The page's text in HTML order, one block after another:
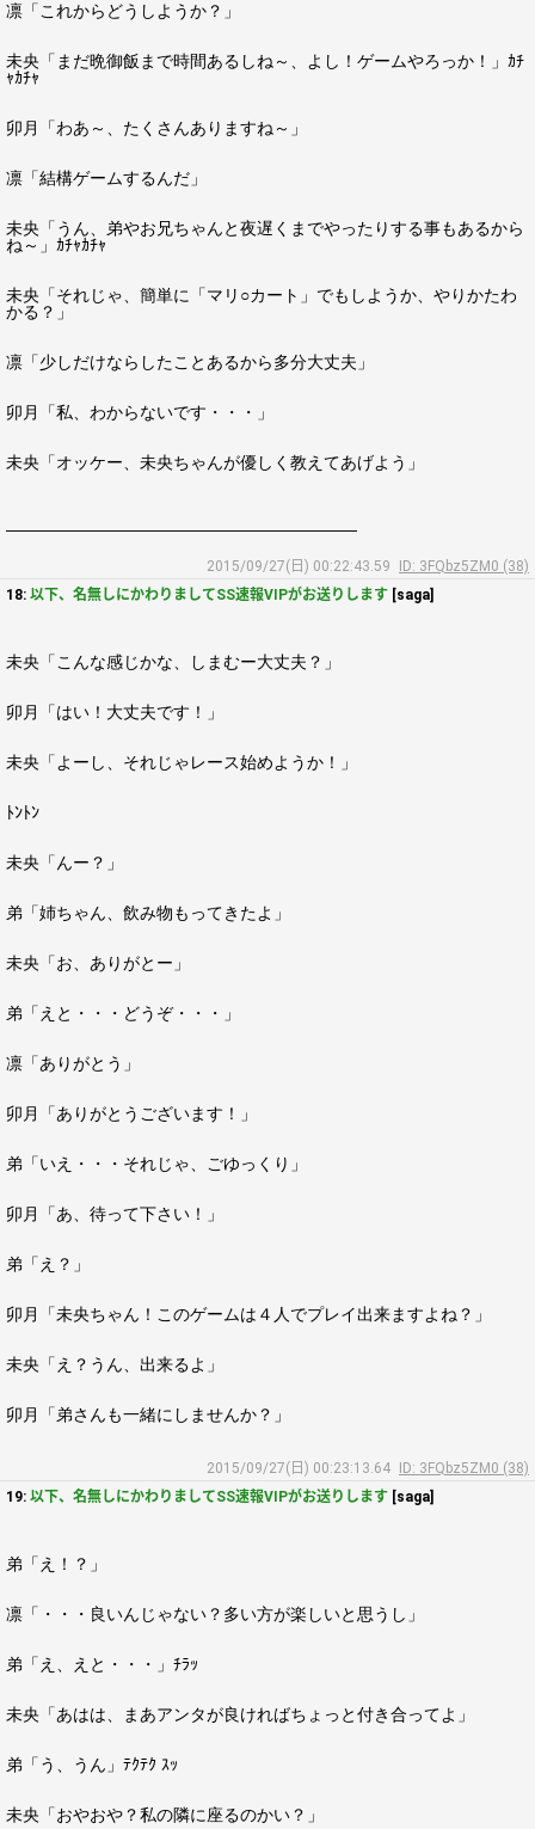
凛「これからどうしようか？」
未央「まだ晩御飯まで時間あるしね～、よし！ゲームやろっか！」ｶﾁ
ｬｶﾁｬ
卯月「わあ～、たくさんありますね～」
凛「結構ゲームするんだ」
未央「うん、弟やお兄ちゃんと夜遅くまでやったりする事もあるから
ね～」ｶﾁｬｶﾁｬ
未央「それじゃ、簡単に「マリ○カート」でもしようか、やりかたわ
かる？」
凛「少しだけならしたことあるから多分大丈夫」
卯月「私、わからないです・・・」
未央「オッケー、未央ちゃんが優しく教えてあげよう」
―――――――――――――――――――――
2015/09/27(日) 00:22:43.59
ID: 3FQbz5ZM0 (38)
18: 以下、名無しにかわりましてSS速報VIPがお送りします [saga]
未央「こんな感じかな、しまむー大丈夫？」
卯月「はい！大丈夫です！」
未央「よーし、それじゃレース始めようか！」
ﾄﾝﾄﾝ
未央「んー？」
弟「姉ちゃん、飲み物もってきたよ」
未央「お、ありがとー」
弟「えと・・・どうぞ・・・」
凛「ありがとう」
卯月「ありがとうございます！」
弟「いえ・・・それじゃ、ごゆっくり」
卯月「あ、待って下さい！」
弟「え？」
卯月「未央ちゃん！このゲームは４人でプレイ出来ますよね？」
未央「え？うん、出来るよ」
卯月「弟さんも一緒にしませんか？」
2015/09/27(日) 00:23:13.64
ID: 3FQbz5ZM0 (38)
19: 以下、名無しにかわりましてSS速報VIPがお送りします [saga]
弟「え！？」
凛「・・・良いんじゃない？多い方が楽しいと思うし」
弟「え、えと・・・」ﾁﾗｯ
未央「あはは、まあアンタが良ければちょっと付き合ってよ」
弟「う、うん」ﾃｸﾃｸ ｽｯ
未央「おやおや？私の隣に座るのかい？」